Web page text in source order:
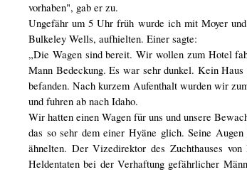
vorhaben", gab er zu.
Ungefähr um 5 Uhr früh wurde ich mit Moyer
Bulkeley Wells, aufhielten. Einer sagte:
„Die Wagen sind bereit. Wir wollen zum Hotel
Mann Bedeckung. Es war sehr dunkel. Kein
befanden. Nach kurzem Aufenthalt wurden wir
und fuhren ab nach Idaho.
Wir hatten einen Wagen für uns und unsere
das so sehr dem einer Hyäne glich. Seine
ähnelten. Der Vizedirektor des Zuchthauses
Heldentaten bei der Verhaftung gefährlicher